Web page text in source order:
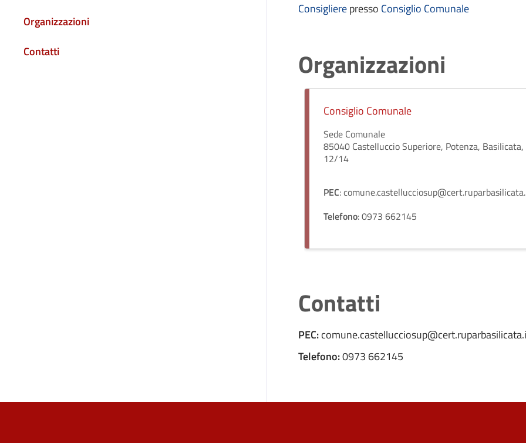
Organizzazioni
Contatti
Consiglierepresso Consiglio Comunale
Organizzazioni
Consiglio Comunale
Sede Comunale
85040 Castelluccio Superiore, Potenza,
12/14
PEC:
Telefono: 0973 662145
Contatti
PEC:
Telefono:0973 662145